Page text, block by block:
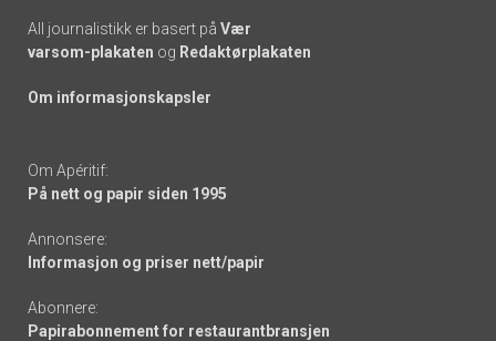
All journalistikk er basert på Vær
varsom-plakaten og Redaktørplakaten
Om informasjonskapsler
Om Apéritif:
På nett og papir siden 1995
Annonsere:
Informasjon og priser nett/papir
Abonnere:
Papirabonnement for restaurantbransjen